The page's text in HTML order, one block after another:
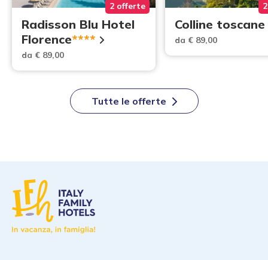
2 offerte
Radisson Blu Hotel
Florence****
da € 89,00
Colline toscane
da € 89,00
Tutte le offerte